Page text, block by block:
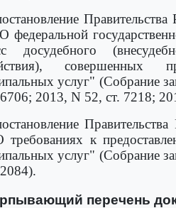
федеральной
досудебного
совершенных
услуг" (Собрание
2013, N 52, ст. 7218;
к
услуг" (Собрание
перечень